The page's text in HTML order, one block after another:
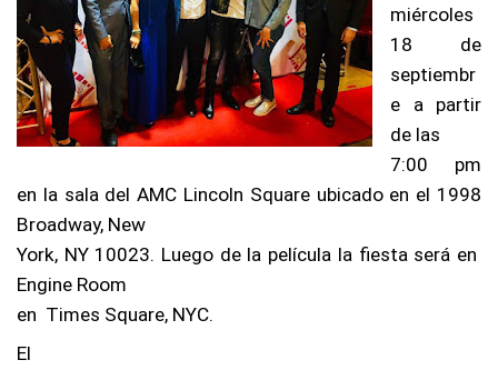
miércoles
18 de
septiembr
e a partir
de las
7:00 pm
en la sala del AMC Lincoln Square ubicado en el 1998
Broadway, New
York, NY 10023. Luego de la película la fiesta será en
Engine Room
en Times Square, NYC.
El